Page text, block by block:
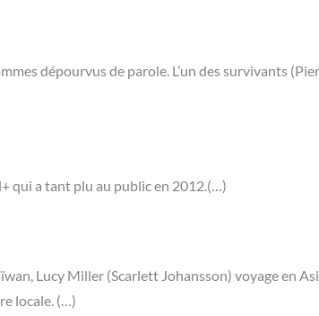
dépourvus de parole. L’un des survivants
qui a tant plu au public en 2012.(…)
Lucy Miller (Scarlett Johansson) voyage en
locale. (…)